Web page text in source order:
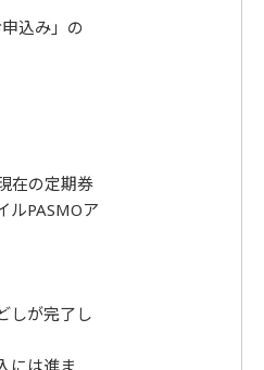
込み」の
在の定期券
ルPASMOア
しが完了し
には進ま